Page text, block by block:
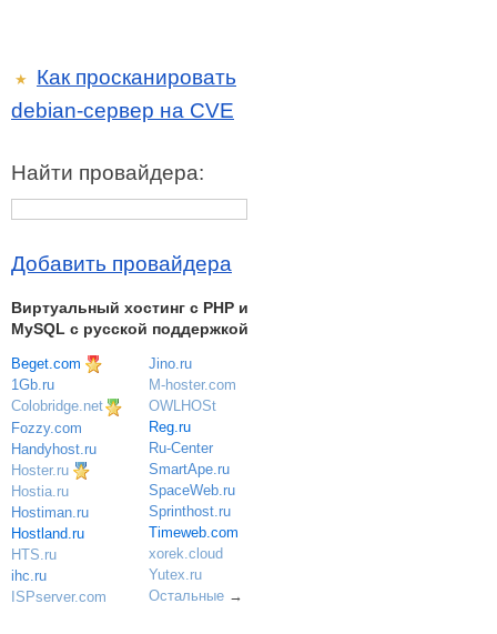
★
Как просканировать
debian-сервер на CVE
Найти провайдера:
Добавить провайдера
Виртуальный хостинг c PHP и
MySQL с русской поддержкой
Beget.com
1Gb.ru
Colobridge.net
Fozzy.com
Handyhost.ru
Hoster.ru
Hostia.ru
Hostiman.ru
Hostland.ru
HTS.ru
ihc.ru
ISPserver.com
Jino.ru
M-hoster.com
OWLHOSt
Reg.ru
Ru-Center
SmartApe.ru
SpaceWeb.ru
Sprinthost.ru
Timeweb.com
xorek.cloud
Yutex.ru
Остальные→